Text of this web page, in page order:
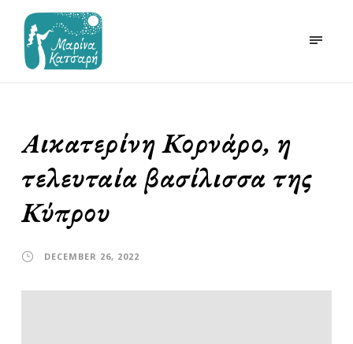
Αικατερίνη Κορνάρο, η
τελευταία βασίλισσα της
Κύπρου
DECEMBER 26, 2022